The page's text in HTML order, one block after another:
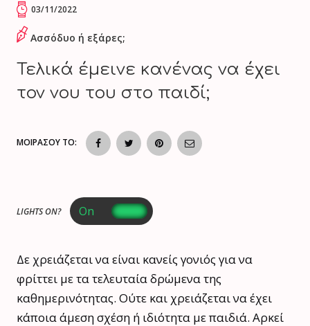
03/11/2022
Ασσόδυο ή εξάρες;
Τελικά έμεινε κανένας να έχει
τον νου του στο παιδί;
ΜΟΙΡΑΣΟΥ ΤΟ:
LIGHTS ON?
Δε χρειάζεται να είναι κανείς γονιός για να
φρίττει με τα τελευταία δρώμενα της
καθημερινότητας. Ούτε και χρειάζεται να έχει
κάποια άμεση σχέση ή ιδιότητα με παιδιά. Αρκεί